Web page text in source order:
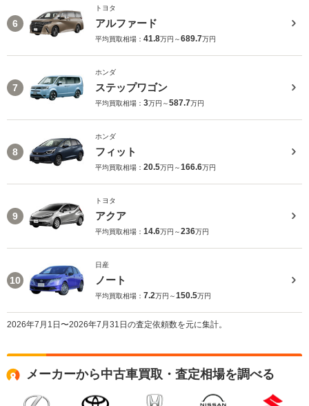
6
トヨタ
アルファード
平均買取相場： 41.8万円～689.7万円
7
ホンダ
ステップワゴン
平均買取相場： 3万円～587.7万円
8
ホンダ
フィット
平均買取相場： 20.5万円～166.6万円
9
トヨタ
アクア
平均買取相場： 14.6万円～236万円
10
日産
ノート
平均買取相場： 7.2万円～150.5万円
2026年7月1日〜2026年7月31日の査定依頼数を元に集計。
メーカーから中古車買取・査定相場を調べる